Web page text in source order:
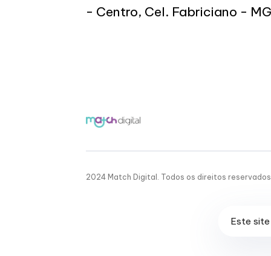
- Centro, Cel. Fabriciano -
2024 Match Digital. Todos os direitos reservados.
Este